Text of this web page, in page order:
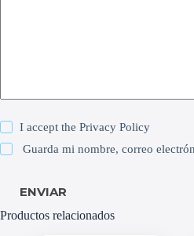
I accept thePrivacy Policy
Guarda mi nombre, correo
ENVIAR
Productos relacionados